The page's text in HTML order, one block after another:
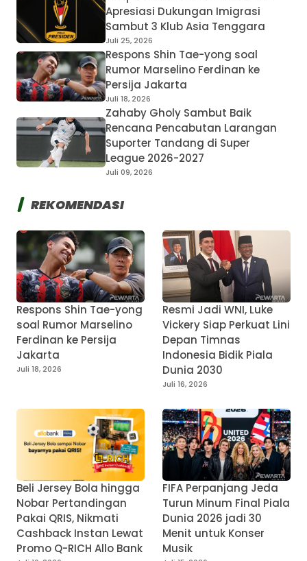
Apresiasi Dukungan Imigrasi
Sambut 3 Klub Asia Tenggara
Juli 25, 2026
Respons Shin Tae-yong soal
Rumor Marselino Ferdinan ke
Persija Jakarta
Juli 18, 2026
Zahaby Gholy Sambut Baik
Rencana Pencabutan Larangan
Suporter Tandang di Super
League 2026-2027
Juli 09, 2026
REKOMENDASI
Respons Shin Tae-yong
soal Rumor Marselino
Ferdinan ke Persija
Jakarta
Juli 18, 2026
Resmi Jadi WNI, Luke
Vickery Siap Perkuat Lini
Depan Timnas
Indonesia Bidik Piala
Dunia 2030
Juli 16, 2026
Beli Jersey Bola hingga
Nobar Pertandingan
Pakai QRIS, Nikmati
Cashback Instan Lewat
Promo Q-RICH Allo Bank
FIFA Perpanjang Jeda
Turun Minum Final Piala
Dunia 2026 jadi 30
Menit untuk Konser
Musik